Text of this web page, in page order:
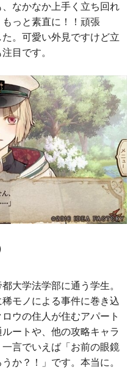
なかなか上手く立ち回れ
っと素直に！！頑張
。可愛い外見ですけど立
目です。
大学法学部に通う学生。
モノによる事件に巻き込
ウの住人が住むアパート
ートや、他の攻略キャラ
言でいえば「お前の眼鏡
か？！」です。本当に。